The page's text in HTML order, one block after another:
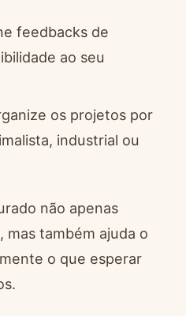
feedbacks de
ao seu
os projetos por
industrial ou
não apenas
mas também ajuda o
o que esperar